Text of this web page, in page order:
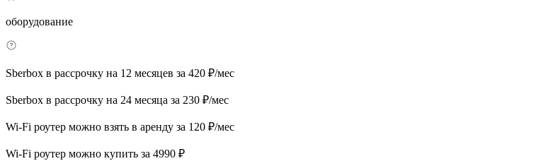
оборудование
Sberbox в рассрочку на 12 месяцев за 420 ₽/мес
Sberbox в рассрочку на 24 месяца за 230 ₽/мес
Wi-Fi роутер можно взять в аренду за 120 ₽/мес
Wi-Fi роутер можно купить за 4990 ₽